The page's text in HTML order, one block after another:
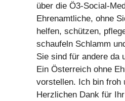
über die Ö3-Social-
Ehrenamtliche, ohne
helfen, schützen,
schaufeln Schlamm
Sie sind für andere da
Ein Österreich ohne
vorstellen. Ich bin froh
Herzlichen Dank für